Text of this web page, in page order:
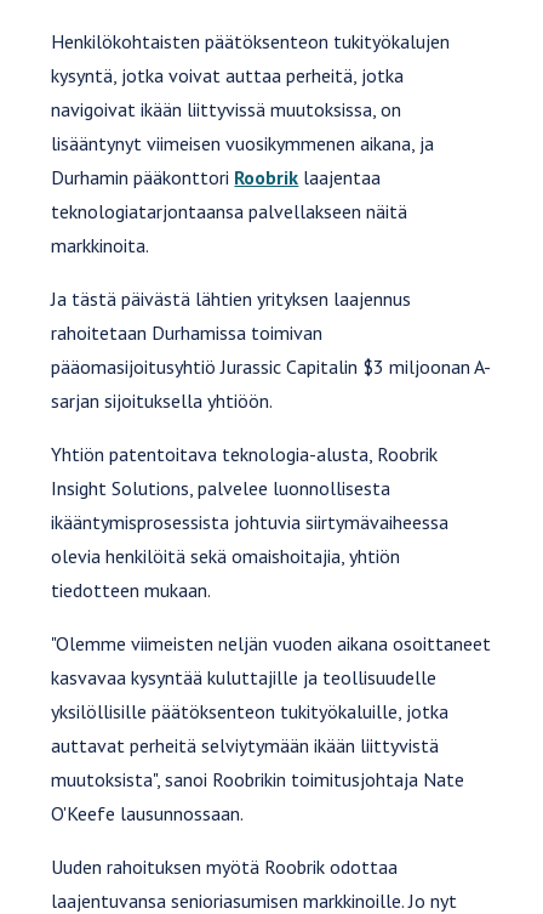
Henkilökohtaisten päätöksenteon tukityökalujen
kysyntä, jotka voivat auttaa perheitä, jotka
navigoivat ikään liittyvissä muutoksissa, on
lisääntynyt viimeisen vuosikymmenen aikana, ja
Durhamin pääkonttori Roobrik laajentaa
teknologiatarjontaansa palvellakseen näitä
markkinoita.
Ja tästä päivästä lähtien yrityksen laajennus
rahoitetaan Durhamissa toimivan
pääomasijoitusyhtiö Jurassic Capitalin $3 miljoonan A-
sarjan sijoituksella yhtiöön.
Yhtiön patentoitava teknologia-alusta, Roobrik
Insight Solutions, palvelee luonnollisesta
ikääntymisprosessista johtuvia siirtymävaiheessa
olevia henkilöitä sekä omaishoitajia, yhtiön
tiedotteen mukaan.
"Olemme viimeisten neljän vuoden aikana osoittaneet
kasvavaa kysyntää kuluttajille ja teollisuudelle
yksilöllisille päätöksenteon tukityökaluille, jotka
auttavat perheitä selviytymään ikään liittyvistä
muutoksista", sanoi Roobrikin toimitusjohtaja Nate
O'Keefe lausunnossaan.
Uuden rahoituksen myötä Roobrik odottaa
laajentuvansa senioriasumisen markkinoille. Jo nyt